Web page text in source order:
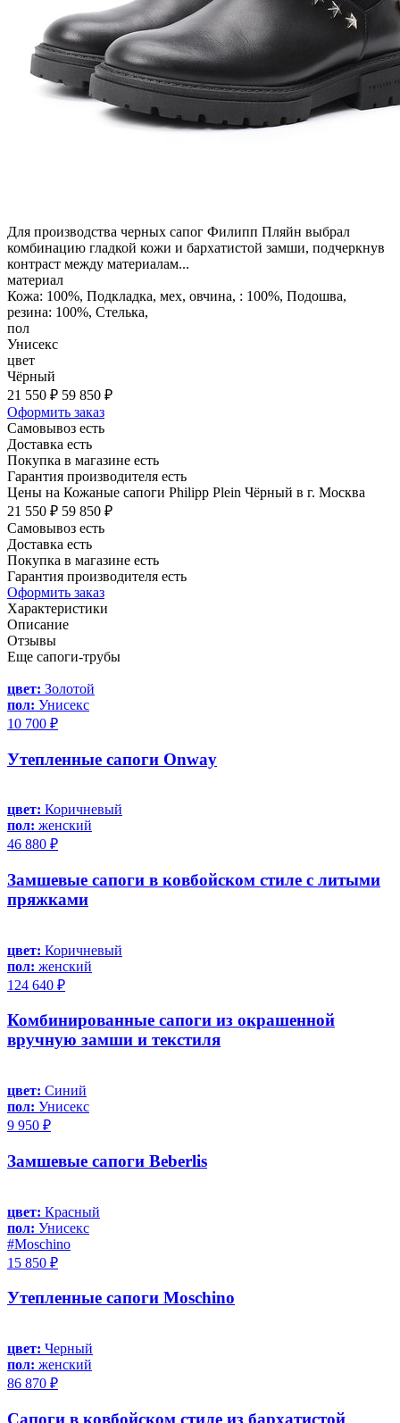
Для производства черных сапог Филипп Пляйн выбрал
комбинацию гладкой кожи и бархатистой замши, подчеркнув
контраст между материалам...
материал
Кожа: 100%, Подкладка, мех, овчина, : 100%, Подошва,
резина: 100%, Стелька,
пол
Унисекс
цвет
Чёрный
21 550 ₽ 59 850 ₽
Оформить заказ
Самовывоз есть
Доставка есть
Покупка в магазине есть
Гарантия производителя есть
Цены на Кожаные сапоги Philipp Plein Чёрный в г. Москва
21 550 ₽ 59 850 ₽
Самовывоз есть
Доставка есть
Покупка в магазине есть
Гарантия производителя есть
Оформить заказ
Характеристики
Описание
Отзывы
Еще сапоги-трубы
цвет: Золотой
пол: Унисекс
10 700 ₽
Утепленные сапоги Onway
цвет: Коричневый
пол: женский
46 880 ₽
Замшевые сапоги в ковбойском стиле с литыми
пряжками
цвет: Коричневый
пол: женский
124 640 ₽
Комбинированные сапоги из окрашенной
вручную замши и текстиля
цвет: Синий
пол: Унисекс
9 950 ₽
Замшевые сапоги Beberlis
цвет: Красный
пол: Унисекс
#Moschino
15 850 ₽
Утепленные сапоги Moschino
цвет: Черный
пол: женский
86 870 ₽
Сапоги в ковбойском стиле из бархатистой